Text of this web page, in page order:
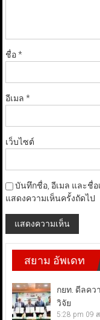
ชื่อ*
อีเมล *
เว็บไซต์
บันทึกชื่อ, อีเมล และชื่
แสดงความเห็นครั้งถัดไป
สยาม อัพเดท
กยท. ดีลคว
วิจัย
5:28 pm 09